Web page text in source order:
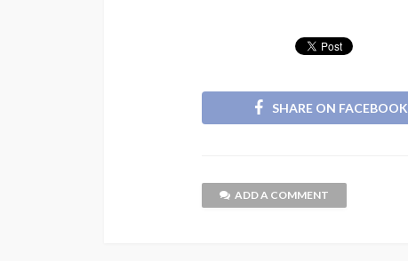
SHARE ON FACEBOOK
ADD A COMMENT